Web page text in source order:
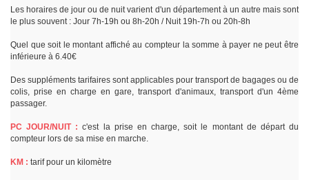
Les horaires de jour ou de nuit varient d'un département à un autre mais sont
le plus souvent : Jour 7h-19h ou 8h-20h / Nuit 19h-7h ou 20h-8h
Quel que soit le montant affiché au compteur la somme à payer ne peut être
inférieure à 6.40€
Des suppléments tarifaires sont applicables pour transport de bagages ou de
colis, prise en charge en gare, transport d'animaux, transport d'un 4ème
passager.
PC JOUR/NUIT : c'est la prise en charge, soit le montant de départ du
compteur lors de sa mise en marche.
KM : tarif pour un kilomètre